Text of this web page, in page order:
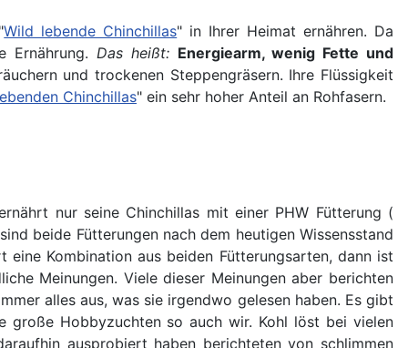
Wild lebende Chinchillas" in Ihrer Heimat ernähren. Da
Ernährung. Das heißt: Energiearm, wenig Fette und
und trockenen Steppengräsern. Ihre Flüssigkeit
Chinchillas" ein sehr hoher Anteil an Rohfasern.
nur seine Chinchillas mit einer PHW Fütterung (
beide Fütterungen nach dem heutigen Wissensstand
Kombination aus beiden Fütterungsarten, dann ist
Meinungen. Viele dieser Meinungen aber berichten
alles aus, was sie irgendwo gelesen haben. Es gibt
große Hobbyzuchten so auch wir. Kohl löst bei vielen
ausprobiert haben berichteten von schlimmen